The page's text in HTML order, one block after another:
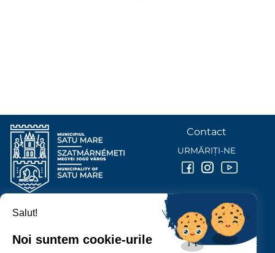
PRIMĂRIA MUNICIPIULUI
P-ȚA 25 OCTOMBRIE, NR. 1 CORP M, 440026 SATU MARE
Contact
URMĂRIȚI-NE
Salut!
Noi suntem cookie-urile